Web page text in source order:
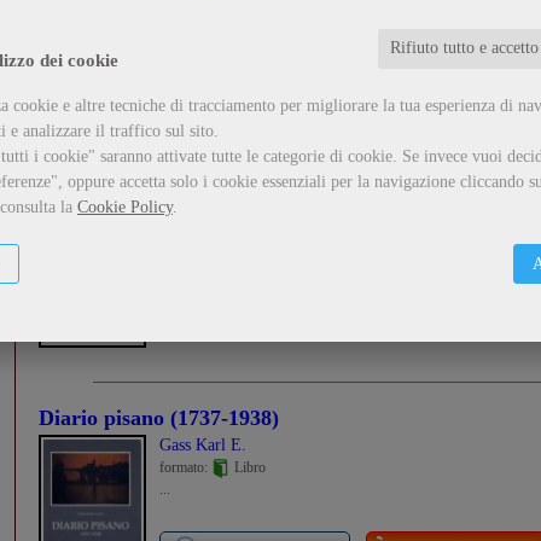
dei cookie
Rifiuto tutto e
cookie e altre tecniche di tracciamento per migliorare la tua esperienza di
e analizzare il traffico sul sito.
i cookie" saranno attivate tutte le categorie di cookie. Se invece vuoi
oppure accetta solo i cookie essenziali per la navigazione cliccando
la Cookie Policy.
I quartieri di Pisa: Sant'Antonio
Maci Ermanno
Diario pisano (1737-1938)
Gass Karl E.
formato:
Libro
...